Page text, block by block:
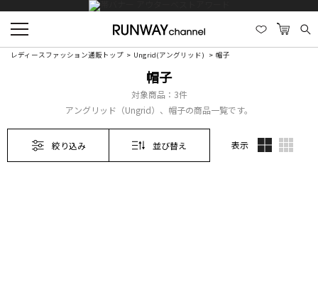
レディースファッション通販トップ Ungrid(アングリッド) 帽子
帽子
対象商品： 3件
アングリッド（Ungrid）、帽子の商品一覧です。
絞り込み 並び替え 表示